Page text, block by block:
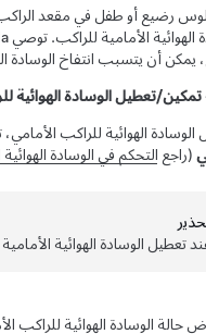
رضيع أو طفل في مقعد
يمكن أن يتسبب انتفاخ الوسادة
تعطيل الوسادة الهوائية
الوسادة الهوائية للراكب
(راجع التحكم في الوسادة
تعطيل الوسادة الهوائية
حالة الوسادة الهوائية للراكب